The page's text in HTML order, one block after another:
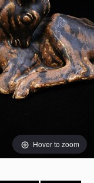
Hover to zoom